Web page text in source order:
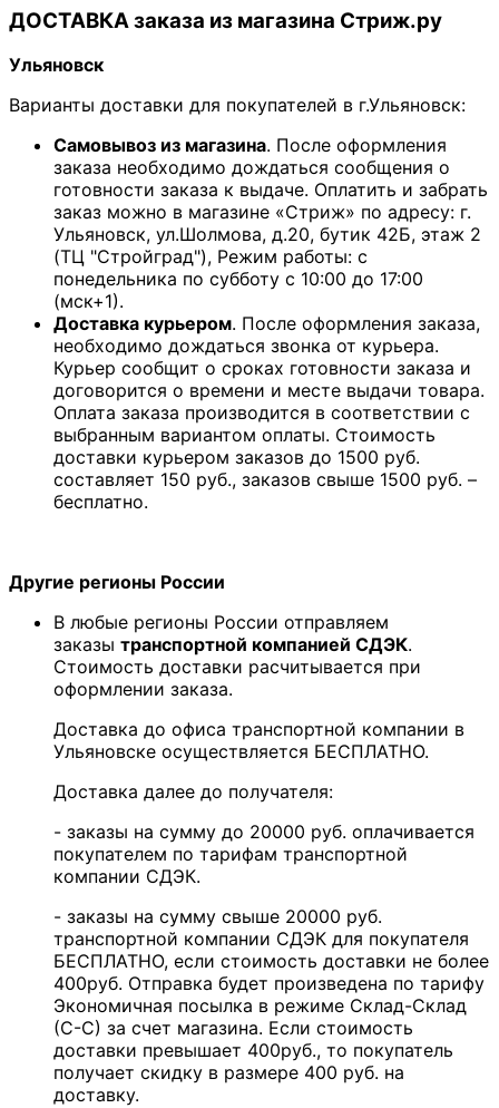
ДОСТАВКА заказа из магазина Стриж.ру
Ульяновск
Варианты доставки для покупателей в г.Ульяновск:
Самовывоз из магазина. После оформления
заказа необходимо дождаться сообщения о
готовности заказа к выдаче. Оплатить и забрать
заказ можно в магазине «Стриж» по адресу: г.
Ульяновск, ул.Шолмова, д.20, бутик 42Б, этаж 2
(ТЦ "Стройград"), Режим работы: с
понедельника по субботу с 10:00 до 17:00
(мск+1).
Доставка курьером. После оформления заказа,
необходимо дождаться звонка от курьера.
Курьер сообщит о сроках готовности заказа и
договорится о времени и месте выдачи товара.
Оплата заказа производится в соответствии с
выбранным вариантом оплаты. Стоимость
доставки курьером заказов до 1500 руб.
составляет 150 руб., заказов свыше 1500 руб. –
бесплатно.
Другие регионы России
В любые регионы России отправляем
заказы транспортной компанией СДЭК.
Стоимость доставки расчитывается при
оформлении заказа.
Доставка до офиса транспортной компании в
Ульяновске осуществляется БЕСПЛАТНО.
Доставка далее до получателя:
- заказы на сумму до 20000 руб. оплачивается
покупателем по тарифам транспортной
компании СДЭК.
- заказы на сумму свыше 20000 руб.
транспортной компании СДЭК для покупателя
БЕСПЛАТНО, если стоимость доставки не более
400руб. Отправка будет произведена по тарифу
Экономичная посылка в режиме Склад-Склад
(С-С) за счет магазина. Если стоимость
доставки превышает 400руб., то покупатель
получает скидку в размере 400 руб. на
доставку.